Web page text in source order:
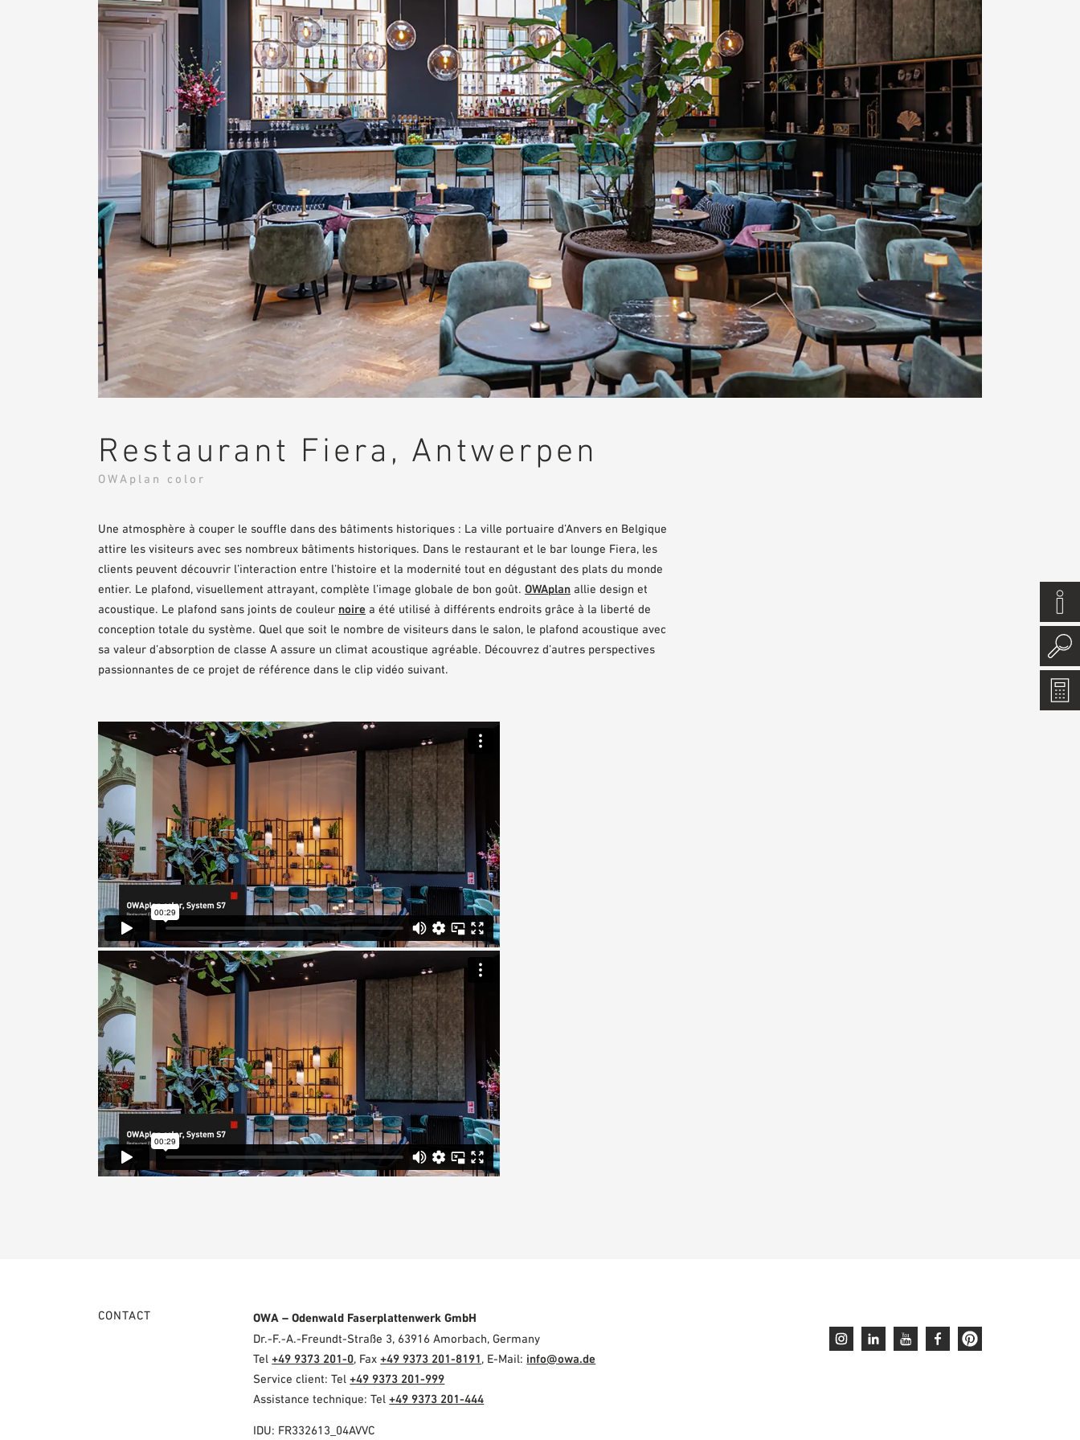
Restaurant Fiera, Antwerpen
OWAplan color
Une atmosphère à couper le souffle dans des bâtiments historiques : La ville portuaire d’Anvers en Belgique
attire les visiteurs avec ses nombreux bâtiments historiques. Dans le restaurant et le bar lounge Fiera, les
clients peuvent découvrir l’interaction entre l’histoire et la modernité tout en dégustant des plats du monde
entier. Le plafond, visuellement attrayant, complète l’image globale de bon goût. OWAplan allie design et
acoustique. Le plafond sans joints de couleur noire a été utilisé à différents endroits grâce à la liberté de
conception totale du système. Quel que soit le nombre de visiteurs dans le salon, le plafond acoustique avec
sa valeur d’absorption de classe A assure un climat acoustique agréable. Découvrez d’autres perspectives
passionnantes de ce projet de référence dans le clip vidéo suivant.
CONTACT OWA – Odenwald Faserplattenwerk GmbH
Dr.-F.-A.-Freundt-Straße 3, 63916 Amorbach, Germany
Tel+49 9373 201-0, Fax+49 9373 201-8191, E-Mail: info@owa.de
Service client: Tel+49 9373 201-999
Assistance technique: Tel+49 9373 201-444
IDU: FR332613_04AVVC